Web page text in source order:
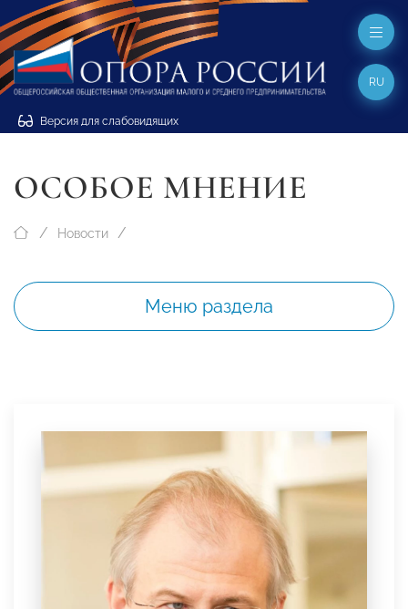
Версия для слабовидящих
RU
ОСОБОЕ МНЕНИЕ
Новости
Меню раздела